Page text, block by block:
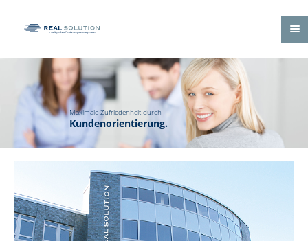
Maximale Zufriedenheit durch
Kundenorientierung.
Zielführend durch